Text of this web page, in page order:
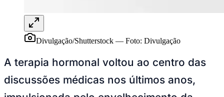
Divulgação/Shutterstock
A terapia hormonal voltou ao centro das
discussões médicas nos últimos anos,
impulsionada pelo envelhecimento da
população feminina e pela busca por